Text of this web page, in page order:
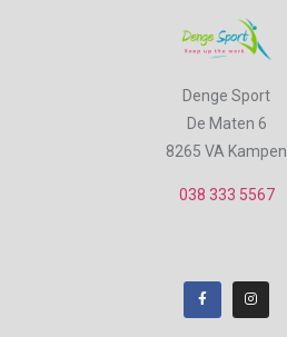
Denge Sport
De Maten 6
8265 VA Kampen
038 333 5567